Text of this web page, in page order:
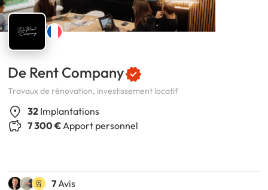
De Rent Company
Travaux de rénovation, investissement locatif
32 Implantations
7 300 €Apport personnel
7 Avis